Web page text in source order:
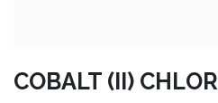
COBALT (II)